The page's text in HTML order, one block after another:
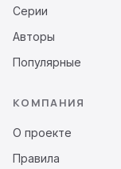
Серии
Авторы
Популярные
КОМПАНИЯ
О проекте
Правила